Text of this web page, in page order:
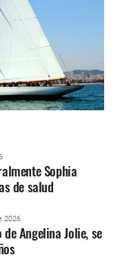
Sophia
de salud
2026
Angelina Jolie, se